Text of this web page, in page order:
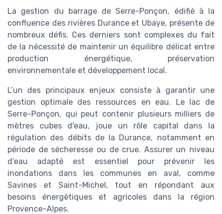
La gestion du barrage de Serre-Ponçon, édifié à la
confluence des rivières Durance et Ubaye, présente de
nombreux défis. Ces derniers sont complexes du fait
de la nécessité de maintenir un équilibre délicat entre
production énergétique, préservation
environnementale et développement local.
L’un des principaux enjeux consiste à garantir une
gestion optimale des ressources en eau. Le lac de
Serre-Ponçon, qui peut contenir plusieurs milliers de
mètres cubes d'eau, joue un rôle capital dans la
régulation des débits de la Durance, notamment en
période de sécheresse ou de crue. Assurer un niveau
d’eau adapté est essentiel pour prévenir les
inondations dans les communes en aval, comme
Savines et Saint-Michel, tout en répondant aux
besoins énergétiques et agricoles dans la région
Provence-Alpes.